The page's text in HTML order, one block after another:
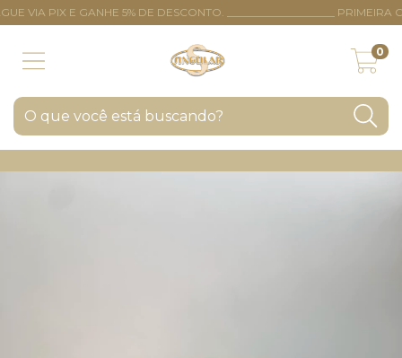
PIX E GANHE 5% DE DESCONTO. ____________________ PRIMEIRA
0